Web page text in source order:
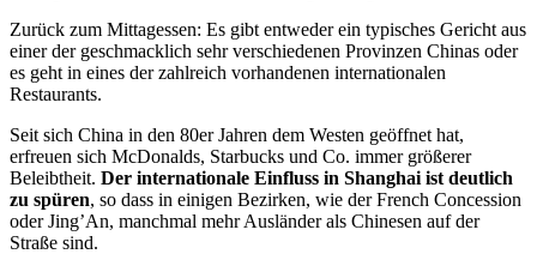
Zurück zum Mittagessen: Es gibt entweder ein typisches Gericht aus
einer der geschmacklich sehr verschiedenen Provinzen Chinas oder
es geht in eines der zahlreich vorhandenen internationalen
Restaurants.
Seit sich China in den 80er Jahren dem Westen geöffnet hat,
erfreuen sich McDonalds, Starbucks und Co. immer größerer
Beleibtheit. Der internationale Einfluss in Shanghai ist deutlich
zu spüren, so dass in einigen Bezirken, wie der French Concession
oder Jing’An, manchmal mehr Ausländer als Chinesen auf der
Straße sind.